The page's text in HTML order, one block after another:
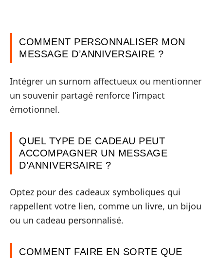
COMMENT PERSONNALISER MON
MESSAGE D’ANNIVERSAIRE ?
Intégrer un surnom affectueux ou mentionner
un souvenir partagé renforce l’impact
émotionnel.
QUEL TYPE DE CADEAU PEUT
ACCOMPAGNER UN MESSAGE
D’ANNIVERSAIRE ?
Optez pour des cadeaux symboliques qui
rappellent votre lien, comme un livre, un bijou
ou un cadeau personnalisé.
COMMENT FAIRE EN SORTE QUE